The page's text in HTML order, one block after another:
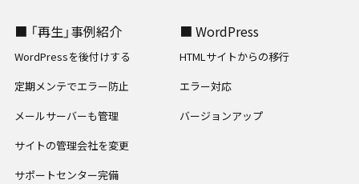
■ 「再生」事例紹介
WordPressを後付けする
定期メンテでエラー防止
メールサーバーも管理
サイトの管理会社を変更
サポートセンター完備
■ WordPress
HTMLサイトからの移行
エラー対応
バージョンアップ